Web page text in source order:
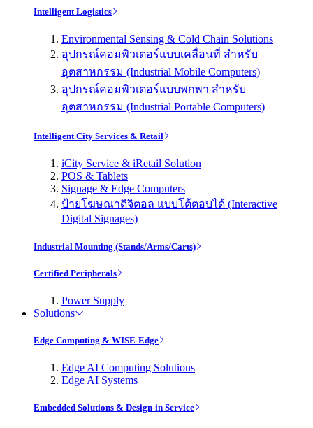
Intelligent Logistics
Environmental Sensing & Cold Chain Solutions
อุปกรณ์คอมพิวเตอร์แบบเคลื่อนที่ สำหรับ
อุตสาหกรรม (Industrial Mobile Computers)
อุปกรณ์คอมพิวเตอร์แบบพกพา สำหรับ
อุตสาหกรรม (Industrial Portable Computers)
Intelligent City Services & Retail
iCity Service & iRetail Solution
POS & Tablets
Signage & Edge Computers
ป้ายโฆษณาดิจิตอล แบบโต้ตอบได้ (Interactive
Digital Signages)
Industrial Mounting (Stands/Arms/Carts)
Certified Peripherals
Power Supply
Solutions
Edge Computing & WISE-Edge
Edge AI Computing Solutions
Edge AI Systems
Embedded Solutions & Design-in Service